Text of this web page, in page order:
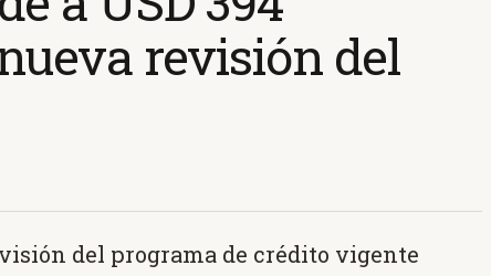
revisión del
del programa de crédito vigente